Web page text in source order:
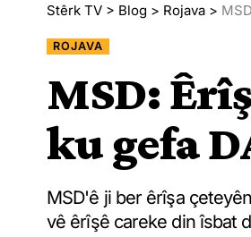
Stêrk TV > Blog > Rojava >
ROJAVA
MSD:
ku gefa
MSD'ê ji ber êrîşa
vê êrîşê careke din îsbat